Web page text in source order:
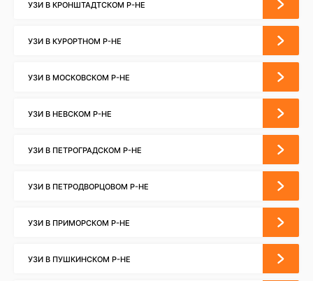
УЗИ В КРОНШТАДТСКОМ Р-НЕ
УЗИ В КУРОРТНОМ Р-НЕ
УЗИ В МОСКОВСКОМ Р-НЕ
УЗИ В НЕВСКОМ Р-НЕ
УЗИ В ПЕТРОГРАДСКОМ Р-НЕ
УЗИ В ПЕТРОДВОРЦОВОМ Р-НЕ
УЗИ В ПРИМОРСКОМ Р-НЕ
УЗИ В ПУШКИНСКОМ Р-НЕ